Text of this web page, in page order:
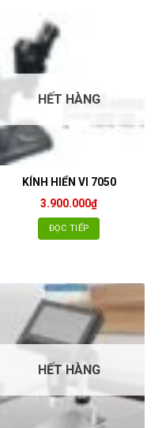
HẾT HÀNG
KÍNH HIỂN VI 7050
3.900.000₫
ĐỌC TIẾP
HẾT HÀNG